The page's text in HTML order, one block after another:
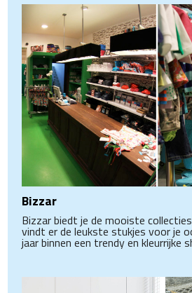
Bizzar
Bizzar biedt je de mooiste collecties
vindt er de leukste stukjes voor je
jaar binnen een trendy en kleurrijke